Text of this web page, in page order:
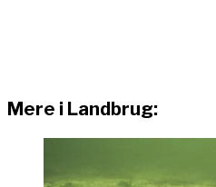
Mere i Landbrug: